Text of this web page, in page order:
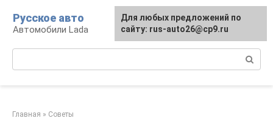
контенту
Русское авто
Автомобили Lada
Главная » Советы
Для любых предложений по
сайту: rus-auto26@cp9.ru